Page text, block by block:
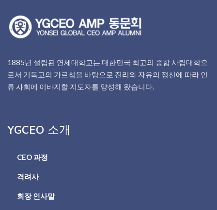
1885년 설립된 연세대학교는 대한민국 최고의 종합 사립대학으
로서 기독교의 가르침을 바탕으로 진리와 자유의 정신에 따라 인
류 사회에 이바지할 지도자를 양성해 왔습니다.
YGCEO 소개
CEO 과정
격려사
회장 인사말